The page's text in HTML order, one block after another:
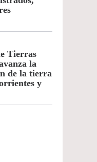
Tierras
la
de la tierra
y